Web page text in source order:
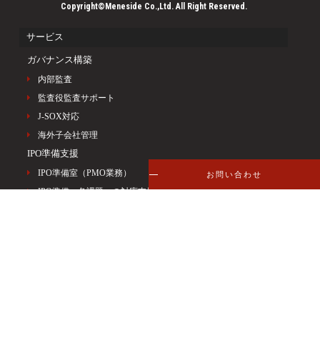
お問い合わせ
Copyright©Meneside Co.,Ltd. All Right Reserved.
サービス
ガバナンス構築
内部監査
監査役監査サポート
J-SOX対応
海外子会社管理
IPO準備支援
IPO準備室（PMO業務）
IPO準備＿各課題への対応支援